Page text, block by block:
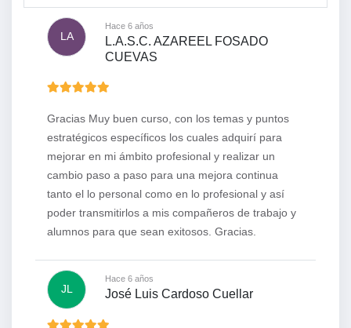
LA
Hace 6 años
L.A.S.C. AZAREEL FOSADO
CUEVAS
Gracias Muy buen curso, con los temas y puntos
estratégicos específicos los cuales adquirí para
mejorar en mi ámbito profesional y realizar un
cambio paso a paso para una mejora continua
tanto el lo personal como en lo profesional y así
poder transmitirlos a mis compañeros de trabajo y
alumnos para que sean exitosos. Gracias.
JL
Hace 6 años
José Luis Cardoso Cuellar